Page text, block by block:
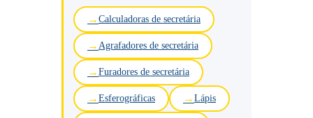
Calculadoras de secretária
Agrafadores de secretária
Furadores de secretária
Esferográficas Lápis